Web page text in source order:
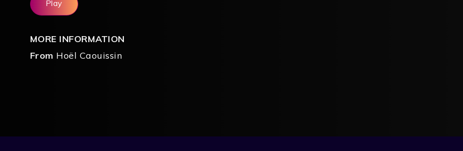
Play
MORE INFORMATION
From Hoël Caouissin